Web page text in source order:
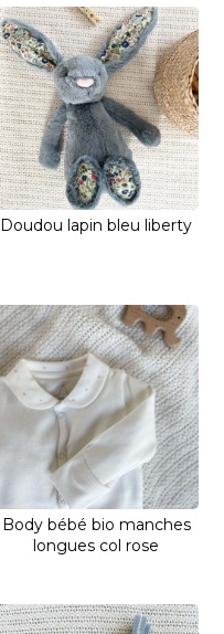
Doudou lapin bleu liberty
Body bébé bio manches
longues col rose